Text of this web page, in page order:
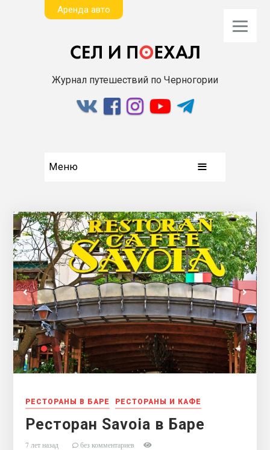
Aренда авто
Журнал путешествий по Черногории
Меню
РЕСТОРАНЫ В БАРЕ РЕСТОРАНЫ И КАФЕ
Ресторан Savoia в Баре
7 лет назад без комментариев